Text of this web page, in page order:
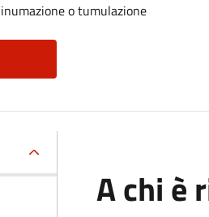
o tumulazione
A chi è